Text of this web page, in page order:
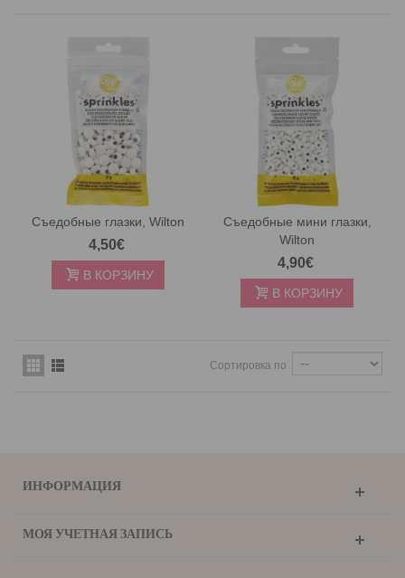
Съедобные глазки, Wilton
4,50€
В КОРЗИНУ
Съедобные мини глазки,
Wilton
4,90€
В КОРЗИНУ
Сортировка по
ИНФОРМАЦИЯ
МОЯ УЧЕТНАЯ ЗАПИСЬ